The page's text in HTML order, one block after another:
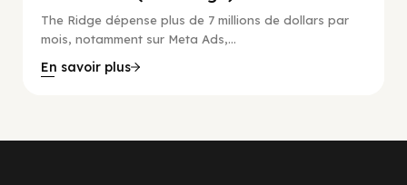
The Ridge dépense plus de 7 millions de dollars par
mois, notamment sur Meta Ads,...
En savoir plus